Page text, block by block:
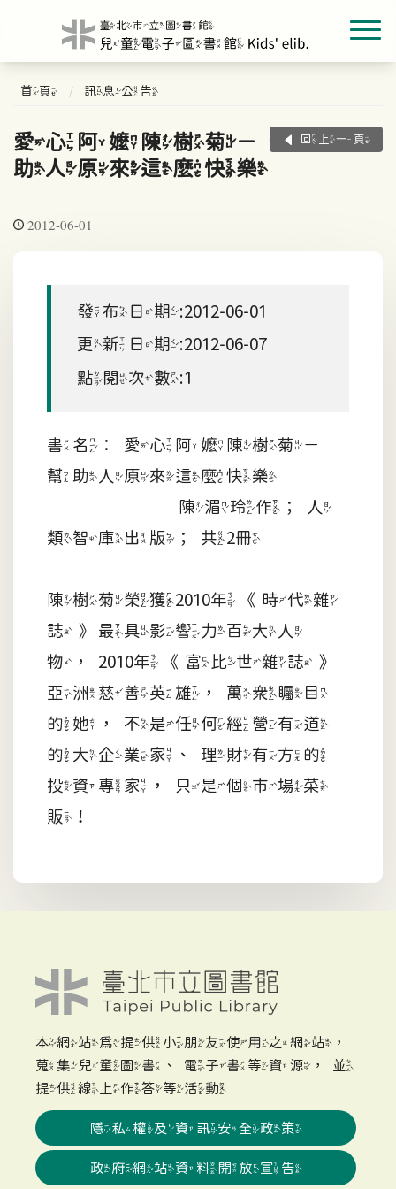
首頁 訊息公告
愛心阿嬤陳樹菊－幫
助人原來這麼快樂
回上一頁
2012-06-01
發布日期:2012-06-01
更新日期:2012-06-07
點閱次數:1
書名：愛心阿嬤陳樹菊－
幫助人原來這麼快樂
陳湄玲作；人
類智庫出版；共2冊
陳樹菊榮獲2010年《時代雜
誌》最具影響力百大人
物，2010年《富比世雜誌》
亞洲慈善英雄，萬眾矚目
的她，不是任何經營有道
的大企業家、理財有方的
投資專家，只是個市場菜
販！
本網站為提供小朋友使用之網站，
蒐集兒童圖書、電子書等資源，並
提供線上作答等活動
隱私權及資訊安全政策
政府網站資料開放宣告